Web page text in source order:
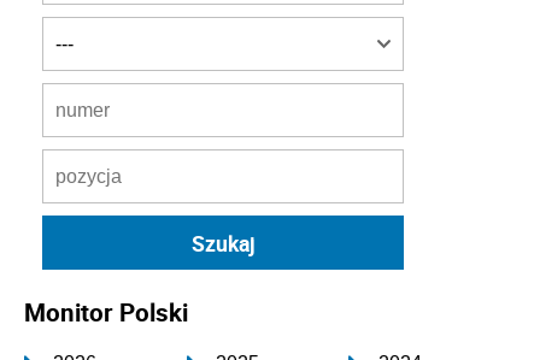
Monitor Polski